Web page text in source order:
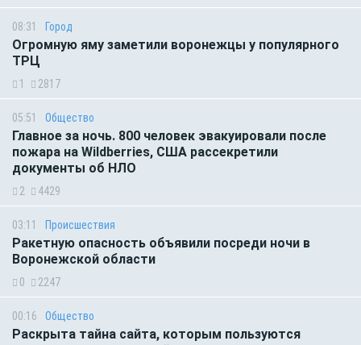
08:31 Город
Огромную яму заметили воронежцы у популярного
ТРЦ
1 2817
05:51 Общество
Главное за ночь. 800 человек эвакуировали после
пожара на Wildberries, США рассекретили
документы об НЛО
2 4429
03:11 Происшествия
Ракетную опасность объявили посреди ночи в
Воронежской области
0 2247
00:16 Общество
Раскрыта тайна сайта, которым пользуются